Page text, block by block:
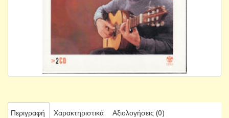
Περιγραφή Χαρακτηριστικά Αξιολογήσεις (0)